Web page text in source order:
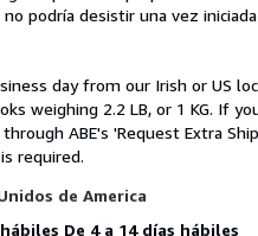
podría desistir una vez
day from our Irish or US
weighing 2.2 LB, or 1 KG. If
ABE's 'Request Extra
required.
de America
De 4 a 14 días hábiles